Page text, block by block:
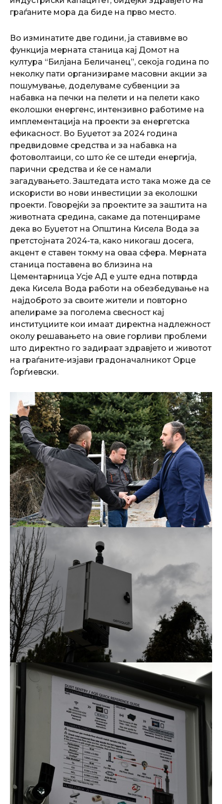
граѓаните мора да биде на прво место.
Во изминатите две години, ја ставивме во
функција мерната станица кај Домот на
култура “Билјана Беличанец”, секоја година по
неколку пати организираме масовни акции за
пошумување, доделуваме субвенции за
набавка на печки на пелети и на пелети како
еколошки енергенс, интензивно работиме на
имплементација на проекти за енергетска
ефикасност. Во Буџетот за 2024 година
предвидовме средства и за набавка на
фотоволтаици, со што ќе се штеди енергија,
парични средства и ќе се намали
загадувањето. Заштедата исто така може да се
искористи во нови инвестиции за еколошки
проекти. Говорејќи за проектите за заштита на
животната средина, сакаме да потенцираме
дека во Буџетот на Општина Кисела Вода за
претстојната 2024-та, како никогаш досега,
акцент е ставен токму на оваа сфера. Мерната
станица поставена во близина на
Цементарница Усје АД е уште една потврда
дека Кисела Вода работи на обезбедување на
најдоброто за своите жители и повторно
апелираме за поголема свесност кај
институциите кои имаат директна надлежност
околу решавањето на овие горливи проблеми
што директно го задираат здравјето и животот
на граѓаните-изјави градоначалникот Орце
Ѓорѓиевски.